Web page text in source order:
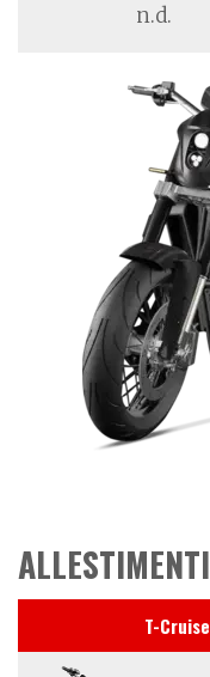
n.d.
ALLESTIMENTI
T-Cruise